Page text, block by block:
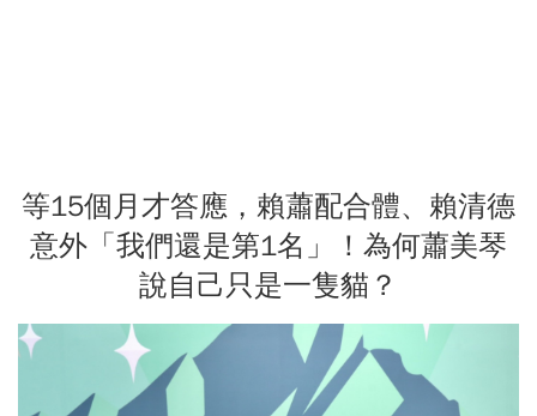
等15個月才答應，賴蕭配合體、賴清德
意外「我們還是第1名」！為何蕭美琴
說自己只是一隻貓？